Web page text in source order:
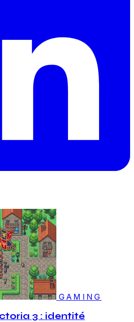
GAMING
3 : identité